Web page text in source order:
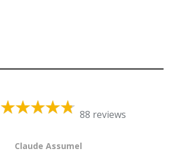
88 reviews
Claude Assumel